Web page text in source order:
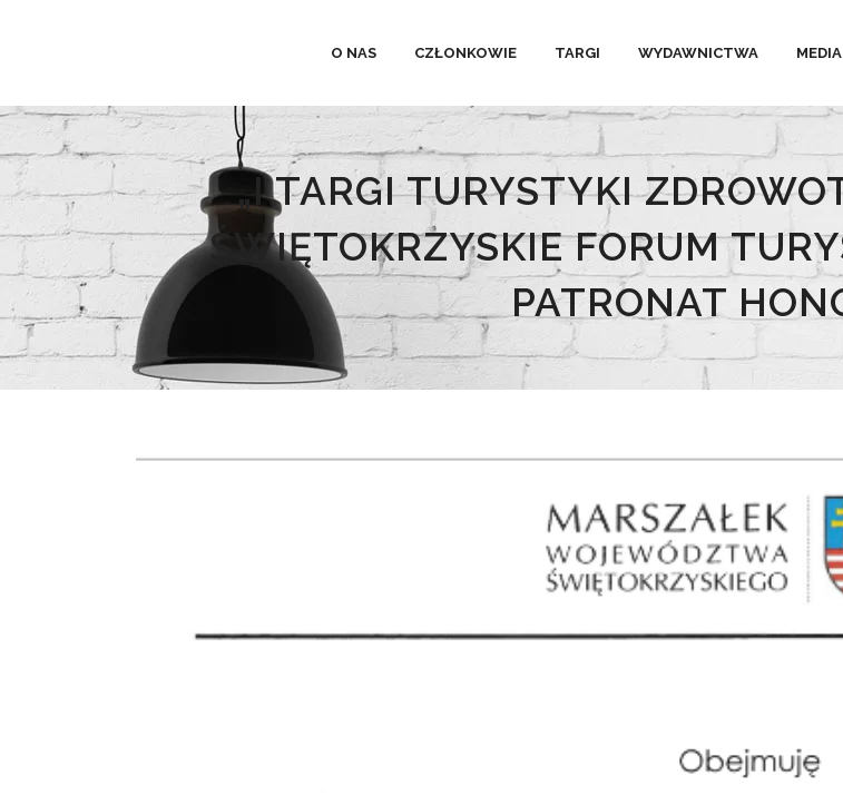
O NAS CZŁONKOWIE TARGI WYDAWNICTWA MEDIA
„I TARGI TURYSTYKI
ŚWIĘTOKRZYSKIE FORUM
PATRONAT